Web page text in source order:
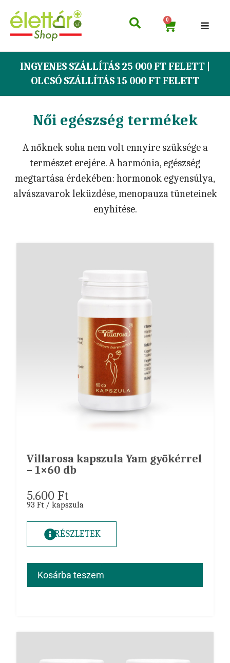
0
INGYENES SZÁLLÍTÁS 25 000 FT FELETT |
OLCSÓ SZÁLLÍTÁS 15 000 FT FELETT
Női egészség termékek
A nőknek soha nem volt ennyire szüksége a
természet erejére. A harmónia, egészség
megtartása érdekében: hormonok egyensúlya,
alvászavarok leküzdése, menopauza tüneteinek
enyhítése.
Villarosa kapszula Yam gyökérrel
– 1×60 db
5.600Ft
93 Ft / kapszula
RÉSZLETEK
Kosárba teszem